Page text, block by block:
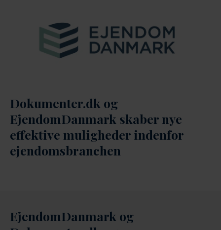
Dokumenter.dk og
EjendomDanmark skaber nye
effektive muligheder indenfor
ejendomsbranchen
EjendomDanmark og